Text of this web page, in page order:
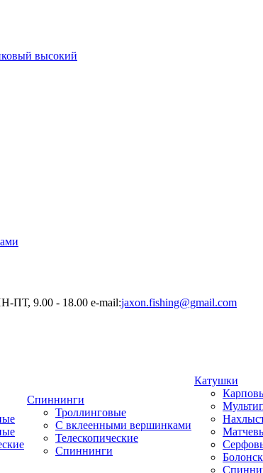
высокий
ПТ, 9.00 - 18.00 e-mail:jaxon.fishing@gmail.com
Спиннинги
Троллинговые
С вклеенными вершинками
Телескопические
Спиннинги
Катушки